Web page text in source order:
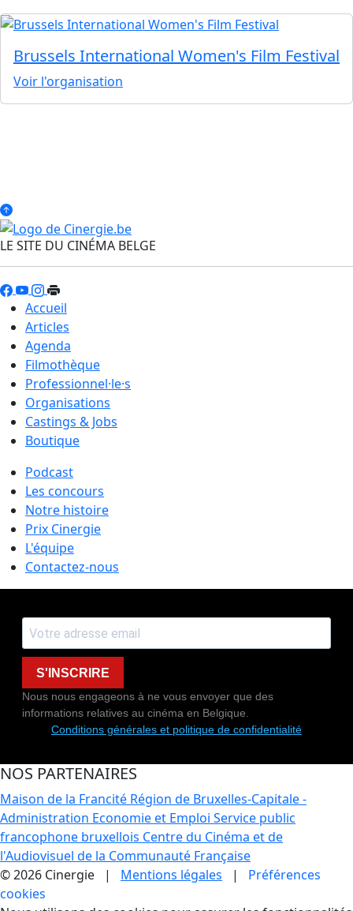
Brussels International Women's Film Festival
Voir l'organisation
LE SITE DU CINÉMA BELGE
Accueil
Articles
Agenda
Filmothèque
Professionnel·le·s
Organisations
Castings & Jobs
Boutique
Podcast
Les concours
Notre histoire
Prix Cinergie
L'équipe
Contactez-nous
S'INSCRIRE
Nous nous engageons à ne vous envoyer que des
informations relatives au cinéma en Belgique.
Conditions générales et politique de confidentialité
NOS PARTENAIRES
Maison de la Francité Région de Bruxelles-Capitale -
Administration Economie et Emploi Service public
francophone bruxellois Centre du Cinéma et de
l'Audiovisuel de la Communauté Française
© 2026 Cinergie | Mentions légales | Préférences
cookies